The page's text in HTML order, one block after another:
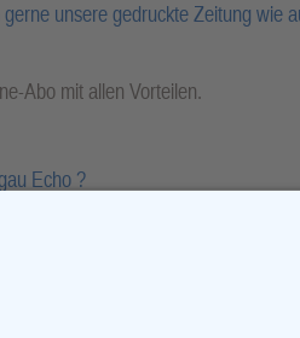
unsere gedruckte Zeitung wie
Abo mit allen Vorteilen.
Echo ?